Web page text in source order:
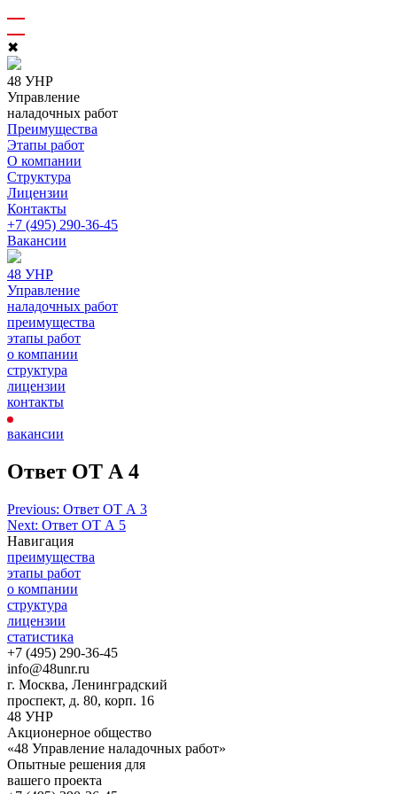
✖
48 УНР
Управление
наладочных работ
Преимущества
Этапы работ
О компании
Структура
Лицензии
Контакты
+7 (495) 290-36-45
Вакансии
48 УНР
Управление
наладочных работ
преимущества
этапы работ
о компании
структура
лицензии
контакты
вакансии
Ответ ОТ А 4
Навигация
по
записям
Previous: Ответ ОТ А 3
Next: Ответ ОТ А 5
Навигация
преимущества
этапы работ
о компании
структура
лицензии
статистика
+7 (495) 290-36-45
info@48unr.ru
г. Москва, Ленинградский
проспект, д. 80, корп. 16
48 УНР
Aкционерное общество
«48 Управление наладочных работ»
Опытные решения для
вашего проекта